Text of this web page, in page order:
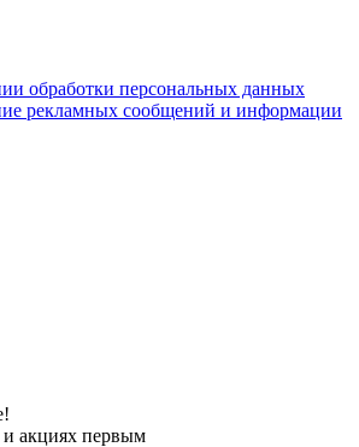
обработки персональных данных
рекламных сообщений и информации
и акциях первым